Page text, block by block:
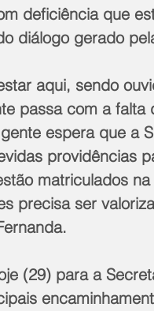
deficiência que
diálogo gerado
aqui, sendo
passa com a
espera que a
providências
matriculados
precisa ser
(29) para a